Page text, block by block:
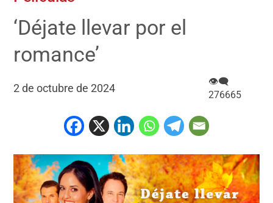
‘Déjate llevar por el
romance’
2 de octubre de 2024
👁‍🗨
276665